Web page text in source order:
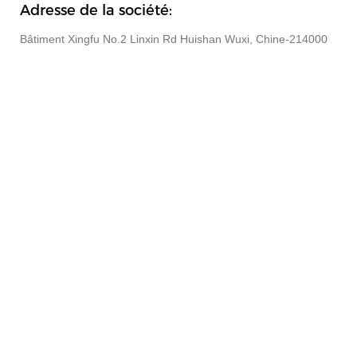
Adresse de la société:
Bâtiment Xingfu No.2 Linxin Rd Huishan Wuxi, Chine-214000